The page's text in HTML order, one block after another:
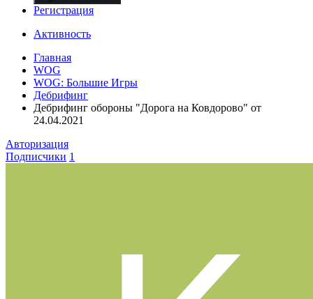
Регистрация
Активность
Главная
WOG
WOG: Большие Игры
Дебрифинг
Дебрифинг обороны "Дорога на Ковдорово" от
24.04.2021
Авторизация
Подписчики 1